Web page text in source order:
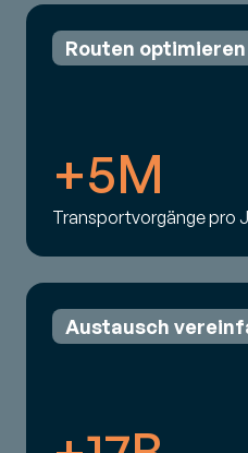
Routen optimieren
+5M
Transportvorgänge pro
Austausch